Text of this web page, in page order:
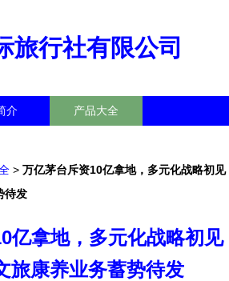
旅行社有限公司
介 产品大全
> 万亿茅台斥资10亿拿地，多元化战略初见
待发
亿拿地，多元化战略初见
康养业务蓄势待发